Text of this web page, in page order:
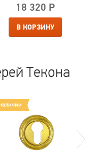
18 320 Р
В КОРЗИНУ
Текона